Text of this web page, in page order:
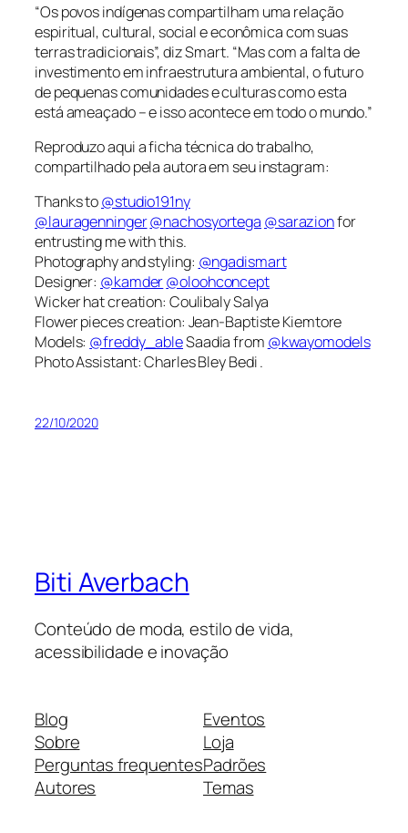
“Os povos indígenas compartilham uma relação
espiritual, cultural, social e econômica com suas
terras tradicionais”, diz Smart. “Mas com a falta de
investimento em infraestrutura ambiental, o futuro
de pequenas comunidades e culturas como esta
está ameaçado – e isso acontece em todo o mundo.”
Reproduzo aqui a ficha técnica do trabalho,
compartilhado pela autora em seu instagram:
Thanks to@studio191ny
@lauragenninger@nachosyortega @sarazionfor
entrusting me with this.
Photography and styling: @ngadismart
Designer: @kamder@oloohconcept
Wicker hat creation: Coulibaly Salya
Flower pieces creation: Jean-Baptiste Kiemtore
Models: @freddy_ableSaadia from @kwayomodels
Photo Assistant: Charles Bley Bedi .
22/10/2020
Biti Averbach
Conteúdo de moda, estilo de vida,
acessibilidade e inovação
Blog
Sobre
Perguntas frequentes
Autores
Eventos
Loja
Padrões
Temas